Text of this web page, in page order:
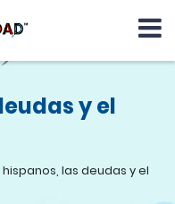
y el
hispanos, las deudas y el